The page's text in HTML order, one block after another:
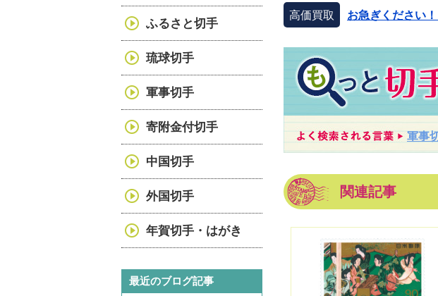
高価買取 お急ぎください
軍事
関連記事
ふるさと切手
琉球切手
軍事切手
寄附金付切手
中国切手
外国切手
年賀切手・はがき
最近のブログ記事